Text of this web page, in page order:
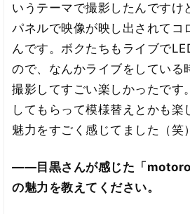
いうテーマで撮影したんです
パネルで映像が映し出されてコ
んです。ボクたちもライブで
ので、なんかライブをしている
撮影してすごい楽しかったです
してもらって模様替えとかも楽
魅力をすごく感じてました（笑
――目黒さんが感じた「
の魅力を教えてください。